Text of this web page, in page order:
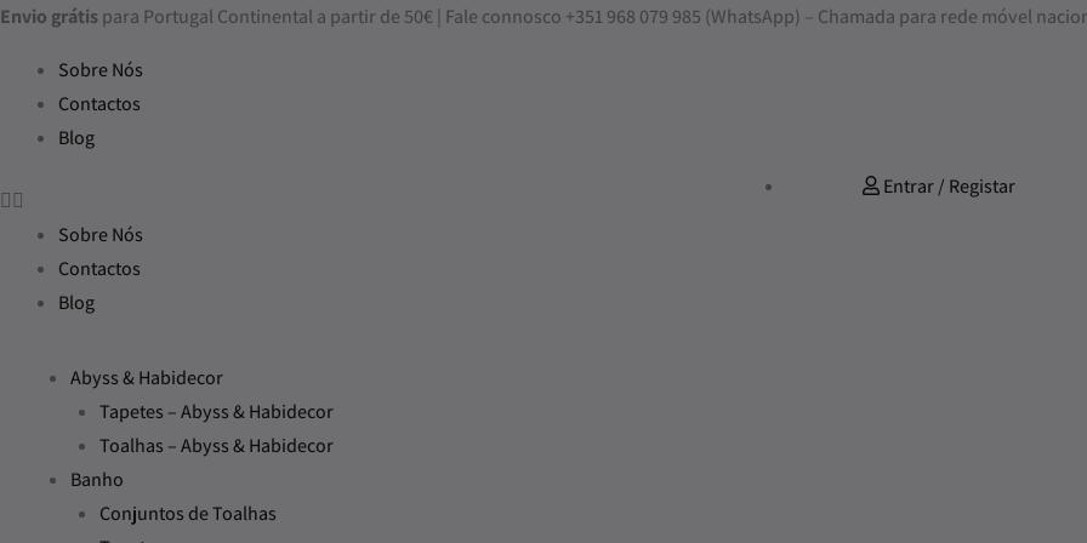
Skip
content
Envio grátispara Portugal Continental a partir de 50€ | Fale connosco +351 968 079 985 (WhatsApp) – Chamada para rede móvel
Sobre Nós
Contactos
Blog
Sobre Nós
Contactos
Blog
Entrar / Registar
Abyss & Habidecor
Tapetes – Abyss & Habidecor
Toalhas – Abyss & Habidecor
Banho
Conjuntos de Toalhas